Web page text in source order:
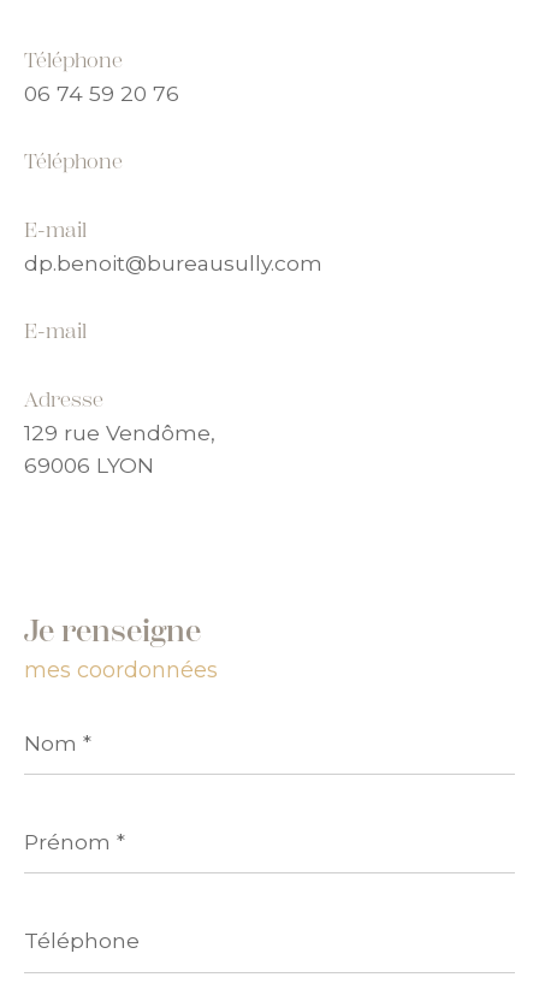
Téléphone
06 74 59 20 76
Téléphone
E-mail
dp.benoit@bureausully.com
E-mail
Adresse
129 rue Vendôme,
69006 LYON
Je renseigne
mes coordonnées
*
*